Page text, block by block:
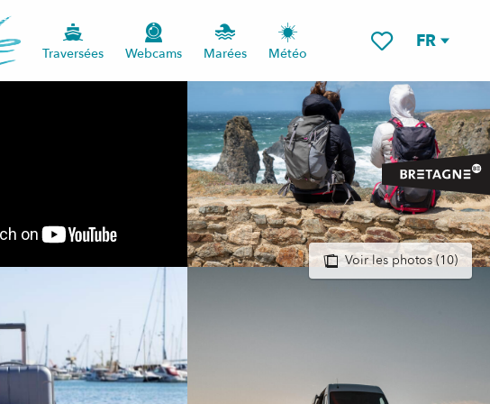
FR
Traversées Webcams Marées Météo
Voir les photos (10)